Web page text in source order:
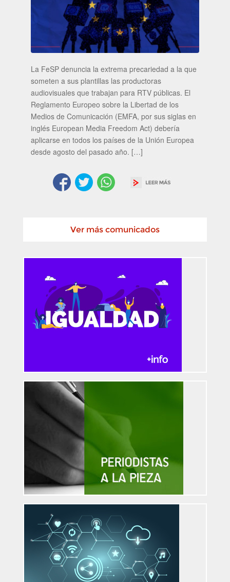
La FeSP denuncia la extrema precariedad a la que
someten a sus plantillas las productoras
audiovisuales que trabajan para RTV públicas. El
Reglamento Europeo sobre la Libertad de los
Medios de Comunicación (EMFA, por sus siglas en
inglés European Media Freedom Act) debería
aplicarse en todos los países de la Unión Europea
desde agosto del pasado año. […]
Ver más comunicados